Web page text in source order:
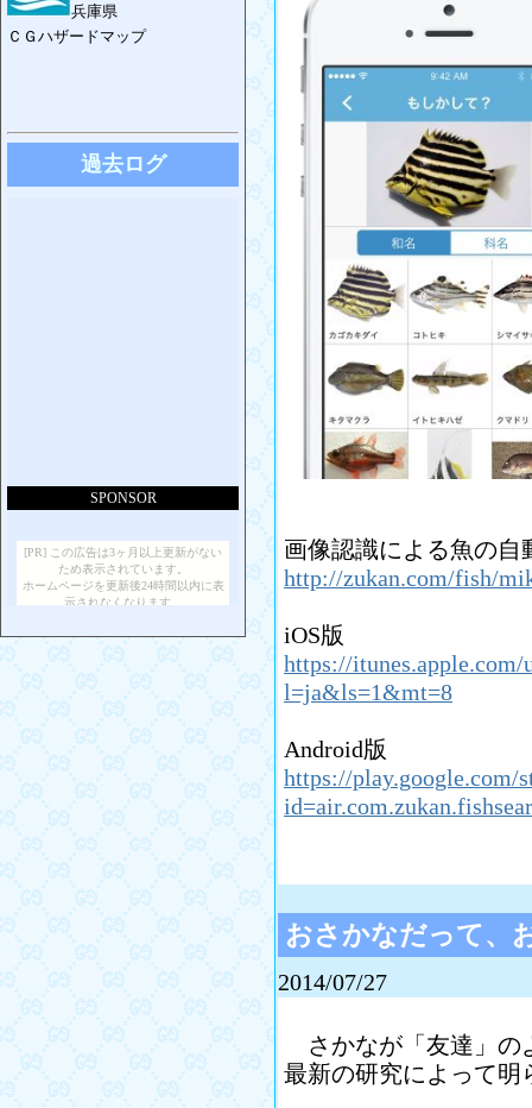
兵庫県
ＣＧハザードマップ
過去ログ
画像認識による魚の
http://zukan.com/fish/
iOS版
https://itunes.apple.com/
l=ja&ls=1&mt=8
Android版
https://play.google.com/
おさかなだって
2014/07/27
さかなが「友達」の
最新の研究によって明